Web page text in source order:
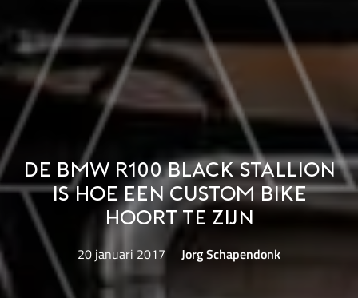
De BMW R100 Black Stallion
is hoe een custom bike
hoort te zijn
20 januari 2017 Jorg Schapendonk